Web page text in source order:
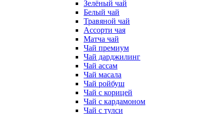
Зелёный чай
Белый чай
Травяной чай
Ассорти чая
Матча чай
Чай премиум
Чай дарджилинг
Чай ассам
Чай масала
Чай ройбуш
Чай с корицей
Чай с кардамоном
Чай с тулси